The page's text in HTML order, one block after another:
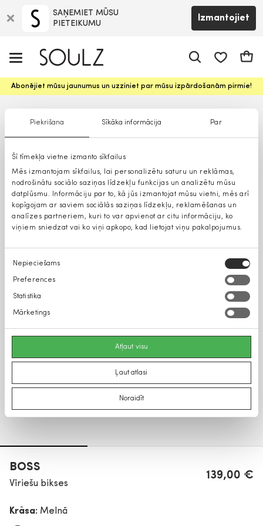
Piekrišana Sīkāka informācija Par
Šī tīmekļa vietne izmanto sīkfailus
Mēs izmantojam sīkfailus, lai personalizētu saturu un reklāmas,
nodrošinātu sociālo saziņas līdzekļu funkcijas un analizētu mūsu
datplūsmu. Informāciju par to, kā jūs izmantojat mūsu vietni, mēs arī
kopīgojam ar saviem sociālās saziņas līdzekļu, reklamēšanas un
analīzes partneriem, kuri to var apvienot ar citu informāciju, ko
viņiem sniedzat vai ko viņi apkopo, kad lietojat viņu pakalpojumus.
Piekrišanas
izvēle
Nepieciešams
Preferences
Statistika
Mārketings
Atļaut visu
Ļaut atlasi
Noraidīt
SAŅEMIET MŪSU
PIETEIKUMU
Izmantojiet
Abonējiet mūsu jaunumus un uzziniet par mūsu izpārdošanām pirmie!
BOSS
Vīriešu bikses
139,00 €
Krāsa: Melnā